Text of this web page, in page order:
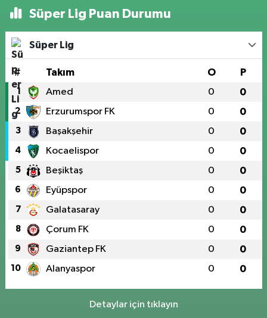
Süper Lig Puan Durumu
Süper Lig
# Takım O P
1 Amed 0 0
2 Erzurumspor FK 0 0
3 Başakşehir 0 0
4 Kocaelispor 0 0
5 Beşiktaş 0 0
6 Eyüpspor 0 0
7 Galatasaray 0 0
8 Çorum FK 0 0
9 Gaziantep FK 0 0
10 Alanyaspor 0 0
Detaylar için tıklayın